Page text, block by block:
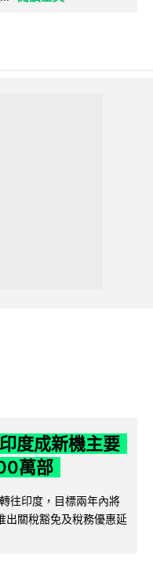
度成新機主要
萬部
往印度，目標兩年內將
出關稅豁免及稅務優惠延